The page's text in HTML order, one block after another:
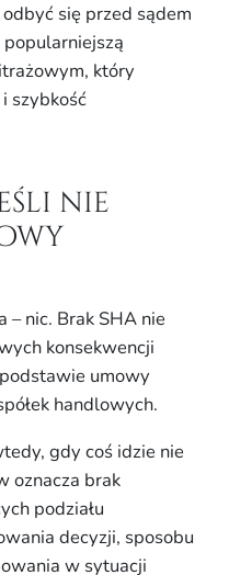
się przed sądem
który
szybkość
nie
nic. Brak SHA nie
konsekwencji
umowy
handlowych.
gdy coś idzie nie
oznacza brak
podziału
decyzji, sposobu
w sytuacji